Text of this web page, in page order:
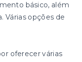
básico, além
Várias opções de
oferecer várias